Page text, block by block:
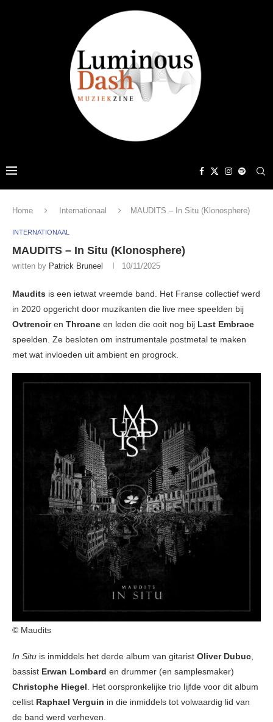
Home Internationaal MAUDITS – In Situ (Klonosphere)
INTERNATIONAAL
MAUDITS – In Situ (Klonosphere)
written by Patrick Bruneel 10/11/2025
Maudits is een ietwat vreemde band. Het Franse collectief werd
in 2020 opgericht door muzikanten die live mee speelden bij
Ovtrenoiren Throane en leden die ooit nog bij Last Embrace
speelden. Ze besloten om instrumentale postmetal te maken
met wat invloeden uit ambient en progrock.
© Maudits
In Situ is inmiddels het derde album van gitarist Oliver Dubuc,
bassist Erwan Lombard en drummer (en samplesmaker)
Christophe Hiegel. Het oorspronkelijke trio lijfde voor dit album
cellist Raphael Verguin in die inmiddels tot volwaardig lid van
de band werd verheven.